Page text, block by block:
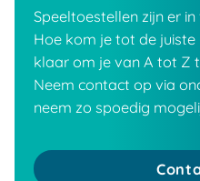
Speeltoestellen zijn er
Hoe kom je tot de
klaar om je van A tot Z
Neem contact op via
neem zo spoedig